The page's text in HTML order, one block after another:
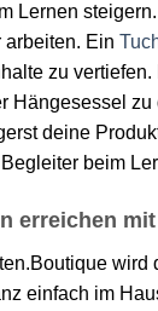
Lernen
arbeiten. Ein
zu
Hängesessel
deine
beim
erreichen
wird
einfach im